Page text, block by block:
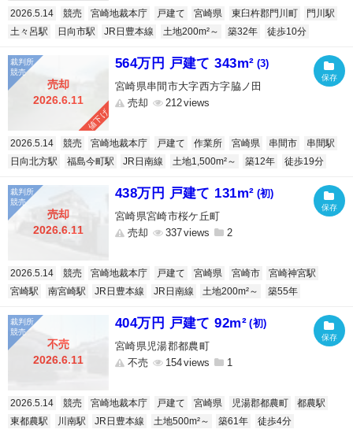
2026.5.14 競売 宮崎地裁本庁 戸建て 宮崎県 東臼杵郡門川町
門川駅
土々呂駅
日向市駅 JR日豊本線 土地200m²～ 築32年 徒歩10分
売却
2026.6.11
値下げ
564万円 戸建て 343m² (3)
宮崎県串間市大字西方字脇ノ田
売却
212
2026.5.14 競売 宮崎地裁本庁 戸建て 作業所 宮崎県 串間市
串間駅
日向北方駅
福島今町駅 JR日南線 土地1,500m²～ 築12年 徒歩19分
売却
2026.6.11
438万円 戸建て 131m² (初)
宮崎県宮崎市桜ケ丘町
売却
337 2
2026.5.14 競売 宮崎地裁本庁 戸建て 宮崎県 宮崎市
宮崎神宮駅
宮崎駅
南宮崎駅 JR日豊本線 JR日南線 土地200m²～ 築55年
不売
2026.6.11
404万円 戸建て 92m² (初)
宮崎県児湯郡都農町
不売
154 1
2026.5.14 競売 宮崎地裁本庁 戸建て 宮崎県 児湯郡都農町
都農駅
東都農駅
川南駅 JR日豊本線 土地500m²～ 築61年 徒歩4分